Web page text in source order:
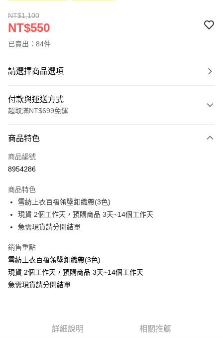
NT$1,100
NT$550
已賣出：84件
請選擇商品選項
付款與運送方式
超取滿NT$699免運
信用卡一次付款
超商取貨付款
Apple Pay
街口支付
Google Pay
全支付
【大哥付你分期使用說明】
商品特色
商品編號
8954286
商品特色
雪紡上衣百褶領墬釦織帶(3色)
現貨 2個工作天，預購商品 3天~14個工作天
急需現貨請分開結單
銷售重點
雪紡上衣百褶領墬釦織帶(3色)
現貨 2個工作天，預購商品 3天~14個工作天
急需現貨請分開結單
詳細說明 相關推薦